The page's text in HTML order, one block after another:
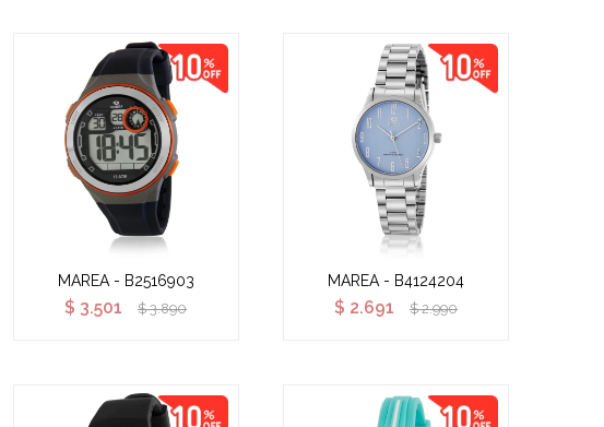
MAREA - B2516903
$ 3.501 $ 3.890
MAREA - B4124204
$ 2.691 $ 2.990